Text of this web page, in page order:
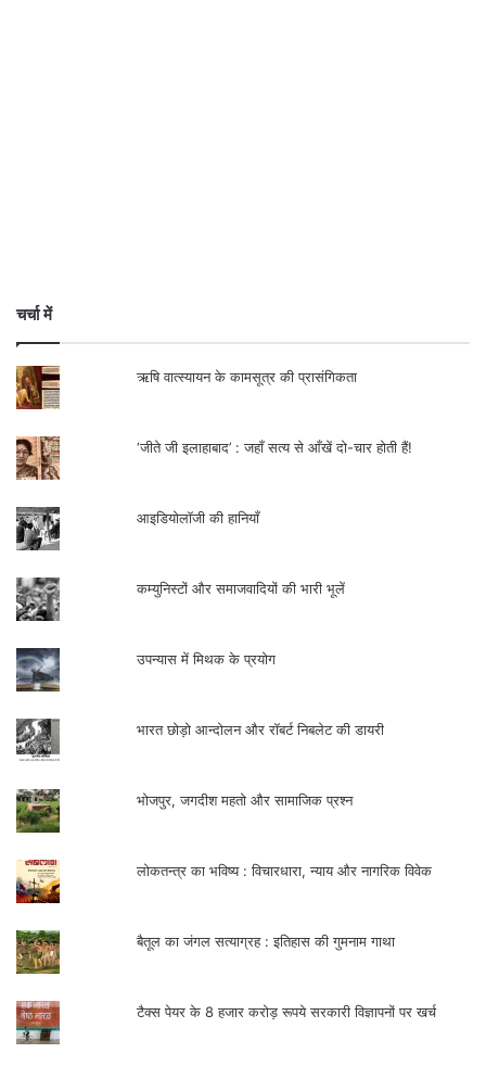
चर्चा में
ऋषि वात्स्यायन के कामसूत्र की प्रासंगिकता
‘जीते जी इलाहाबाद’ : जहाँ सत्य से आँखें दो-चार होती हैं!
आइडियोलॉजी की हानियाँ
कम्युनिस्टों और समाजवादियों की भारी भूलें
उपन्यास में मिथक के प्रयोग
भारत छोड़ो आन्दोलन और रॉबर्ट निबलेट की डायरी
भोजपुर, जगदीश महतो और सामाजिक प्रश्न
लोकतन्त्र का भविष्य : विचारधारा, न्याय और नागरिक विवेक
बैतूल का जंगल सत्याग्रह : इतिहास की गुमनाम गाथा
टैक्स पेयर के 8 हजार करोड़ रूपये सरकारी विज्ञापनों पर खर्च